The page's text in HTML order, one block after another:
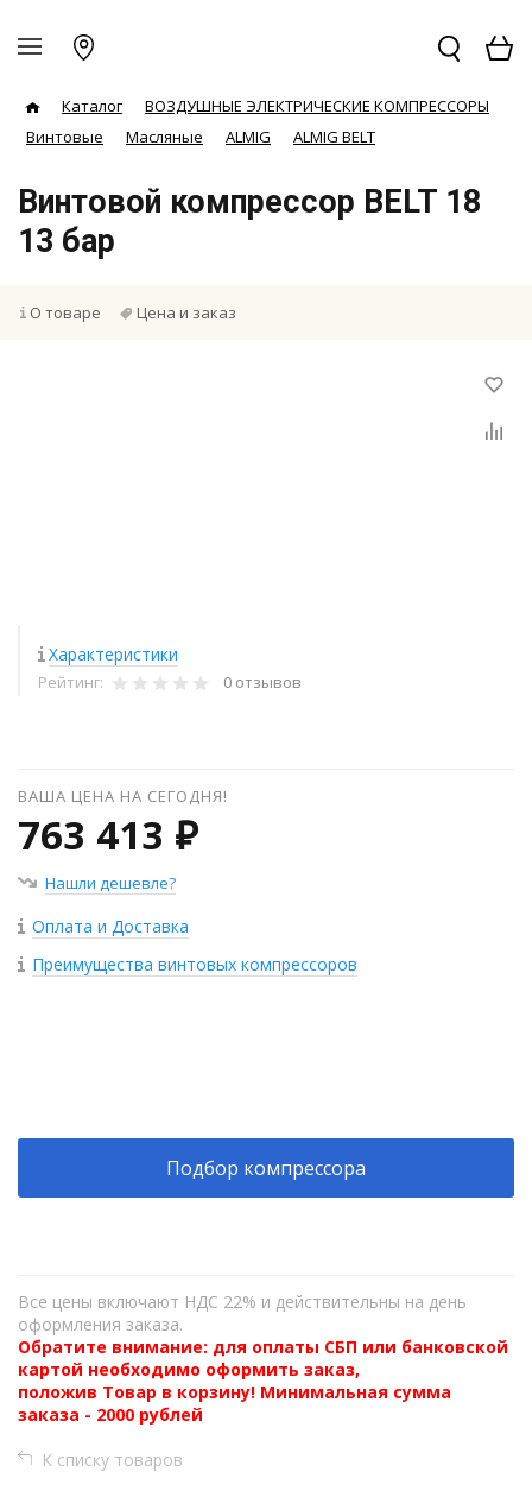
Каталог
ВОЗДУШНЫЕ ЭЛЕКТРИЧЕСКИЕ КОМПРЕССОРЫ
Винтовые
Масляные ALMIG ALMIG BELT
Винтовой компрессор BELT 18
13 бар
О товаре Цена и заказ
Характеристики
Рейтинг: 0 отзывов
ВАША ЦЕНА НА СЕГОДНЯ!
763 413 ₽
Нашли дешевле?
Оплата и Доставка
Преимущества винтовых компрессоров
Подбор компрессора
Все цены включают НДС 22% и действительны на день
оформления заказа.
Обратите внимание: для оплаты СБП или банковской
картой необходимо оформить заказ,
положив Товар в корзину! Минимальная сумма
заказа - 2000 рублей
К списку товаров